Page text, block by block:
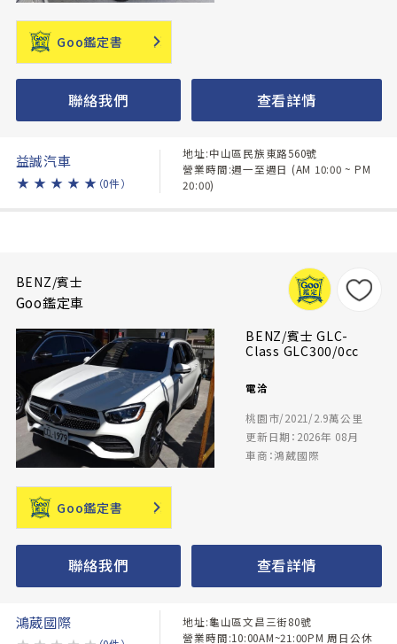
Goo鑑定書
聯絡我們 查看詳情
益誠汽車
★ ★ ★ ★ ★ （0件）
地址:中山區民族東路560號
營業時間:週一至週日 (AM 10:00 ~ PM
20:00)
BENZ/賓士
Goo鑑定車
BENZ/賓士 GLC-
Class GLC300/0cc
電洽
桃園市/2021/2.9萬公里
更新日期：2026年 08月
車商：鴻葳國際
Goo鑑定書
聯絡我們 查看詳情
鴻葳國際
地址:龜山區文昌三街80號
營業時間:10:00AM~21:00PM 周日公休